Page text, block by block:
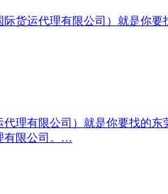
货运代理有限公司）就是你
理有限公司）就是你要找的
有限公司。…